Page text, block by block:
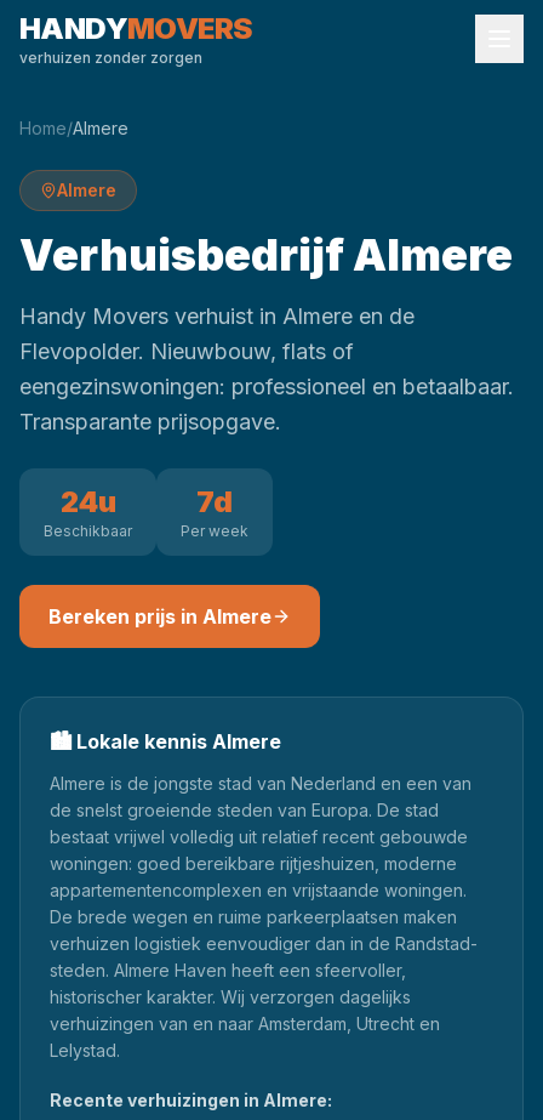
HANDYMOVERS
verhuizen zonder zorgen
Home/Almere
Almere
Verhuisbedrijf Almere
Handy Movers verhuist in Almere en de
Flevopolder. Nieuwbouw, flats of
eengezinswoningen: professioneel en betaalbaar.
Transparante prijsopgave.
24u
Beschikbaar
7d
Per week
Bereken prijs in Almere
🏙️ Lokale kennis Almere
Almere is de jongste stad van Nederland en een van
de snelst groeiende steden van Europa. De stad
bestaat vrijwel volledig uit relatief recent gebouwde
woningen: goed bereikbare rijtjeshuizen, moderne
appartementencomplexen en vrijstaande woningen.
De brede wegen en ruime parkeerplaatsen maken
verhuizen logistiek eenvoudiger dan in de Randstad-
steden. Almere Haven heeft een sfeervoller,
historischer karakter. Wij verzorgen dagelijks
verhuizingen van en naar Amsterdam, Utrecht en
Lelystad.
Recente verhuizingen in Almere: